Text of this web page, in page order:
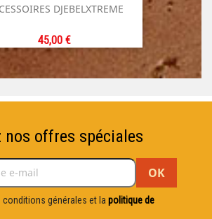
DJEBELXTREME
Prix
45,00 €
nos offres spéciales
générales et la politique de